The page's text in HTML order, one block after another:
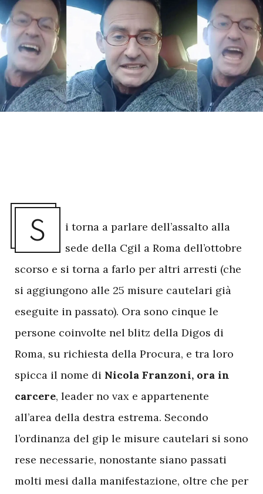
S
i torna a parlare dell’assalto alla
sede della Cgil a Roma dell’ottobre
scorso e si torna a farlo per altri arresti (che
si aggiungono alle 25 misure cautelari già
eseguite in passato). Ora sono cinque le
persone coinvolte nel blitz della Digos di
Roma, su richiesta della Procura, e tra loro
spicca il nome di Nicola Franzoni, ora in
carcere, leader no vax e appartenente
all’area della destra estrema. Secondo
l’ordinanza del gip le misure cautelari si sono
rese necessarie, nonostante siano passati
molti mesi dalla manifestazione, oltre che per